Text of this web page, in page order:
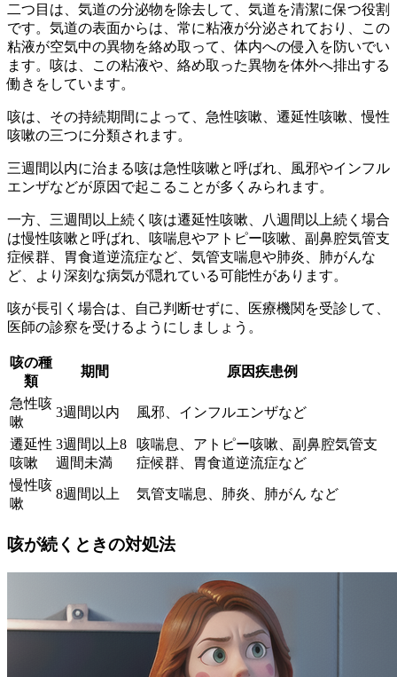
二つ目は、 気道の分泌物を除去して、気道を清潔に保つ役割
です。気道の表面からは、常に粘液が分泌されており、この
粘液が空気中の異物を絡め取って、体内への侵入を防いでい
ます。咳は、この粘液や、絡め取った異物を体外へ排出する
働きをしています。
咳は、その持続期間によって、急性咳嗽、遷延性咳嗽、慢性
咳嗽の三つに分類されます。
三週間以内に治まる咳は急性咳嗽と呼ばれ、風邪やインフル
エンザなどが原因で起こることが多くみられます。
一方、 三週間以上続く咳は遷延性咳嗽
八週間以上続く場合
は慢性咳嗽と呼ばれ、咳喘息やアトピー咳嗽、副鼻腔気管支
症候群、胃食道逆流症など、気管支喘息や肺炎、肺がんな
ど、より深刻な病気が隠れている可能性があります。
咳が長引く場合は、自己判断せずに、医療機関を受診して、
医師の診察を受けるようにしましょう。
咳の種
類
期間 原因疾患例
急性咳
嗽
3週間以内 風邪、インフルエンザなど
遷延性
咳嗽
3週間以上8
週間未満
咳喘息、アトピー咳嗽、副鼻腔気管支
症候群、胃食道逆流症など
慢性咳
嗽
8週間以上 気管支喘息、肺炎、肺がん など
咳が続くときの対処法